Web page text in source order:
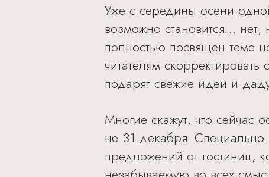
Уже с середины осени
возможно становится…
полностью посвящен теме
читателям
подарят свежие идеи и
Многие скажут, что сейчас
не 31 декабря.
предложений от гостиниц,